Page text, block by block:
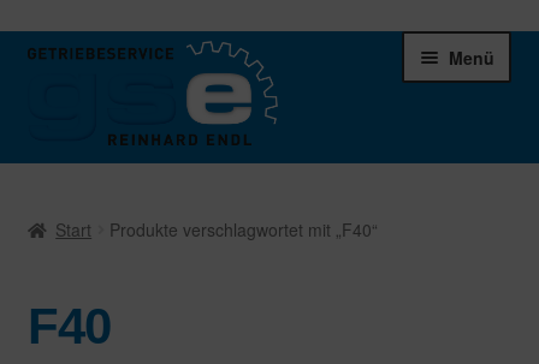
Zur
Zum
Menü
Schaltgetriebe
Start Produkte verschlagwortet mit „F40“
F40